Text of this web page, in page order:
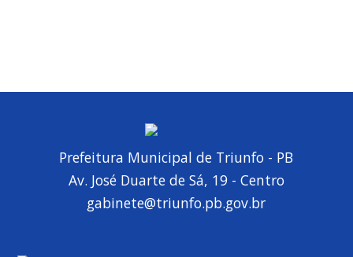
Prefeitura Municipal de Triunfo - PB
Av. José Duarte de Sá, 19 - Centro
gabinete@triunfo.pb.gov.br